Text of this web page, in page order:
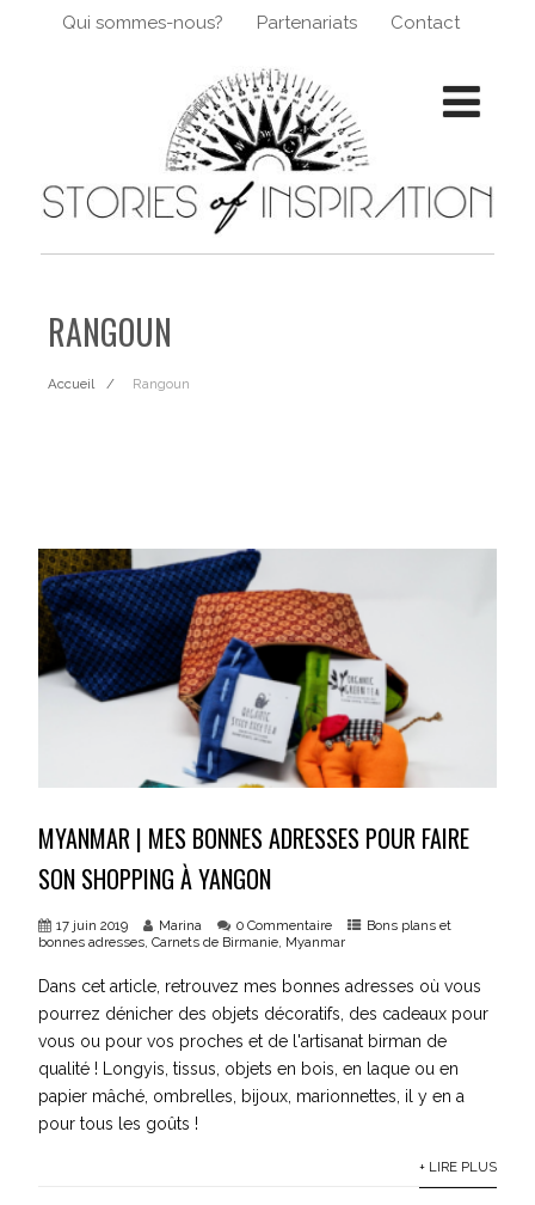
Qui sommes-nous? Partenariats Contact
RANGOUN
Accueil Rangoun
MYANMAR | MES BONNES ADRESSES POUR FAIRE
SON SHOPPING À YANGON
17 juin 2019 Marina 0 Commentaire
Bons plans et
bonnes adresses,Carnets de Birmanie, Myanmar
Dans cet article, retrouvez mes bonnes adresses où vous
pourrez dénicher des objets décoratifs, des cadeaux pour
vous ou pour vos proches et de l'artisanat birman de
qualité ! Longyis, tissus, objets en bois, en laque ou en
papier mâché, ombrelles, bijoux, marionnettes, il y en a
pour tous les goûts !
+ LIRE PLUS